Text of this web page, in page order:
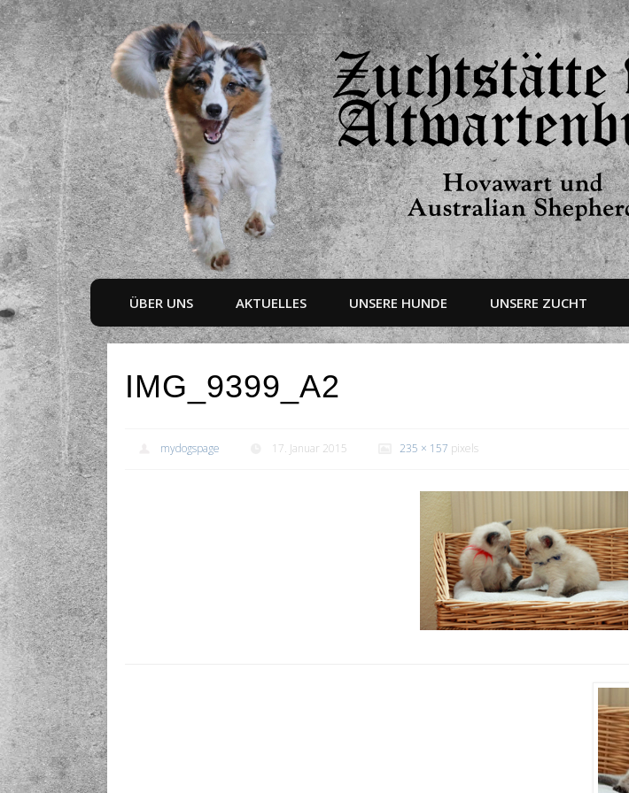
ÜBER UNS AKTUELLES UNSERE HUNDE UNSERE ZUCHT
IMG_9399_A2
mydogspage 17. Januar 2015 235 × 157 pixels